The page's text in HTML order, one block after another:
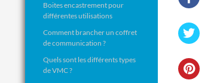
Boites encastrement pour
différentes utilisations
Comment brancher un coffret
de communication ?
Quels sont les différents types
de VMC ?